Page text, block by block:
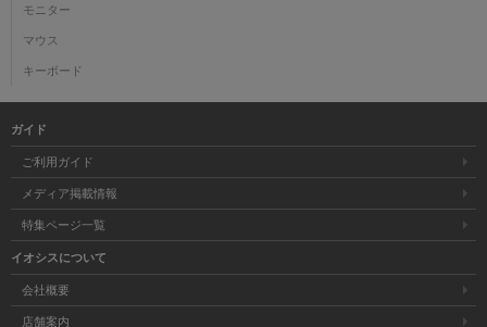
モニター
マウス
キーボード
ガイド
ご利用ガイド
メディア掲載情報
特集ページ一覧
イオシスについて
会社概要
店舗案内